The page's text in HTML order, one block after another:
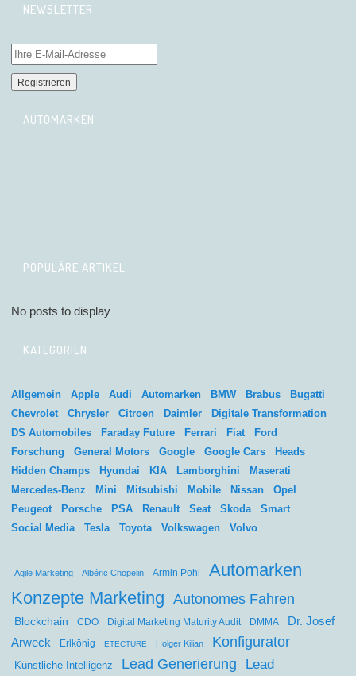
NEWSLETTER
AUTOMARKEN
POPULÄRE ARTIKEL
No posts to display
KATEGORIEN
Allgemein Apple Audi Automarken BMW Brabus
Bugatti
Chevrolet
Chrysler Citroen Daimler
Digitale Transformation
DS Automobiles
Faraday Future Ferrari Fiat
Ford
Forschung
General Motors Google Google Cars
Heads
Hidden Champs
Hyundai KIA Lamborghini
Maserati
Mercedes-Benz
Mini Mitsubishi Mobile Nissan
Opel
Peugeot
Porsche PSA Renault Seat Skoda
Smart
Social Media
Tesla Toyota Volkswagen Volvo
Agile Marketing Albéric Chopelin Armin Pohl
Automarken
Konzepte Marketing Autonomes Fahren
Blockchain CDO Digital Marketing Maturity Audit DMMA
Dr. Josef
Arweck
Erlkönig ETECTURE Holger Kilian Konfigurator
Künstliche Intelligenz Lead Generierung Lead